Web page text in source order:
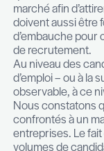
que la capa-
avis, des
recruteur.
Comment
au
Le contraste
nombreuses